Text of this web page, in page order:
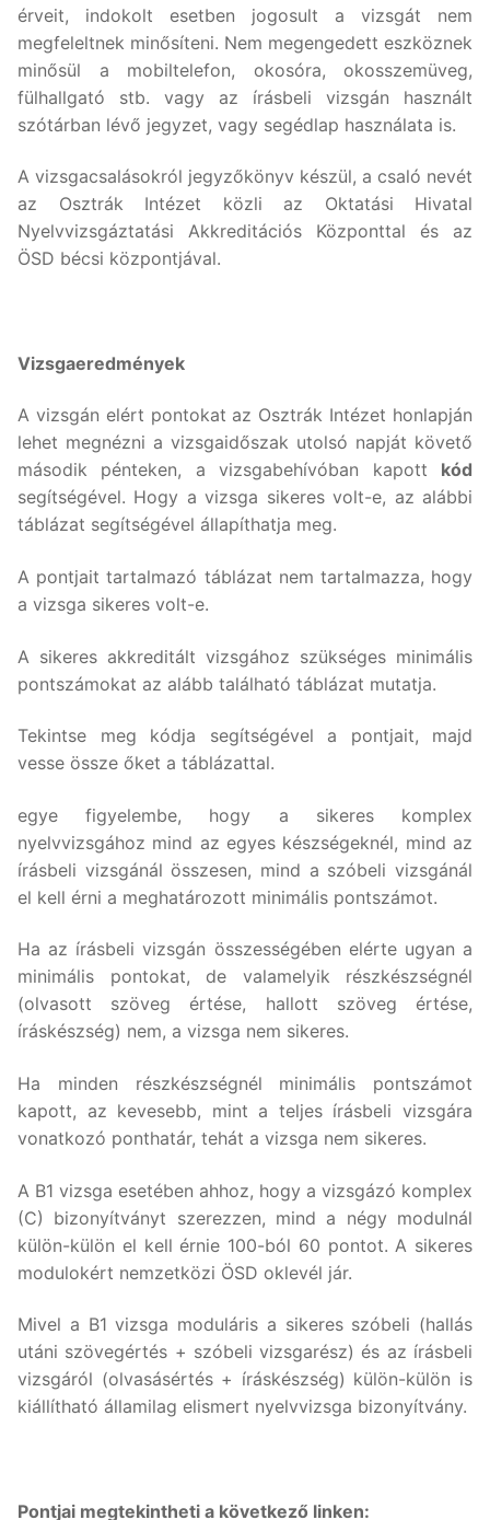
érveit, indokolt esetben jogosult a vizsgát nem
megfeleltnek minősíteni. Nem megengedett eszköznek
minősül a mobiltelefon, okosóra, okosszemüveg,
fülhallgató stb. vagy az írásbeli vizsgán használt
szótárban lévő jegyzet, vagy segédlap használata is.
A vizsgacsalásokról jegyzőkönyv készül, a csaló nevét
az Osztrák Intézet közli az Oktatási Hivatal
Nyelvvizsgáztatási Akkreditációs Központtal és az
ÖSD bécsi központjával.
Vizsgaeredmények
A vizsgán elért pontokat az Osztrák Intézet honlapján
lehet megnézni a vizsgaidőszak utolsó napját követő
második pénteken, a vizsgabehívóban kapott kód
segítségével. Hogy a vizsga sikeres volt-e, az alábbi
táblázat segítségével állapíthatja meg.
A pontjait tartalmazó táblázat nem tartalmazza, hogy
a vizsga sikeres volt-e.
A sikeres akkreditált vizsgához szükséges minimális
pontszámokat az alább található táblázat mutatja.
Tekintse meg kódja segítségével a pontjait, majd
vesse össze őket a táblázattal.
egye figyelembe, hogy a sikeres komplex
nyelvvizsgához mind az egyes készségeknél, mind az
írásbeli vizsgánál összesen, mind a szóbeli vizsgánál
el kell érni a meghatározott minimális pontszámot.
Ha az írásbeli vizsgán összességében elérte ugyan a
minimális pontokat, de valamelyik részkészségnél
(olvasott szöveg értése, hallott szöveg értése,
íráskészség) nem, a vizsga nem sikeres.
Ha minden részkészségnél minimális pontszámot
kapott, az kevesebb, mint a teljes írásbeli vizsgára
vonatkozó ponthatár, tehát a vizsga nem sikeres.
A B1 vizsga esetében ahhoz, hogy a vizsgázó komplex
(C) bizonyítványt szerezzen, mind a négy modulnál
külön-külön el kell érnie 100-ból 60 pontot. A sikeres
modulokért nemzetközi ÖSD oklevél jár.
Mivel a B1 vizsga moduláris a sikeres szóbeli (hallás
utáni szövegértés + szóbeli vizsgarész) és az írásbeli
vizsgáról (olvasásértés + íráskészség) külön-külön is
kiállítható államilag elismert nyelvvizsga bizonyítvány.
Pontjai megtekintheti a következő linken: